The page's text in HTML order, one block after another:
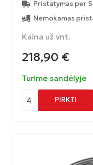
Pristatymas per
Nemokamas
Kaina už vnt.
218,90 €
Turime sandėlyje
4 PIRKTI